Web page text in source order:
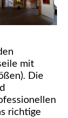
mit
Die
richtige